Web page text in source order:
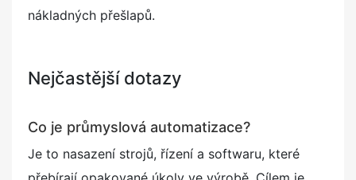
nákladných přešlapů.
Nejčastější dotazy
Co je průmyslová automatizace?
Je to nasazení strojů, řízení a softwaru, které